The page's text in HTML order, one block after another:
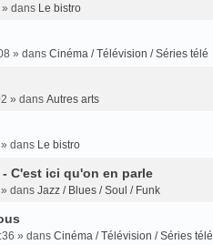
dans Le bistro
» dans Cinéma / Télévision / Séries télé
» dans Autres arts
dans Le bistro
C'est ici qu'on en parle
dans Jazz / Blues / Soul / Funk
» dans Cinéma / Télévision / Séries télé